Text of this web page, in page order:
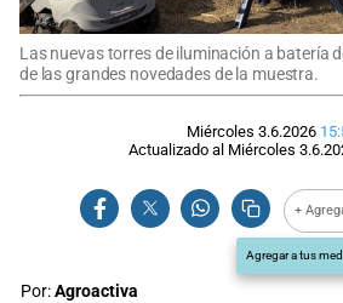
Las nuevas torres de iluminación a batería
de las grandes novedades de la muestra.
Miércoles 3.6.2026
Actualizado al Miércoles
+
Agregar a tus
Por:Agroactiva